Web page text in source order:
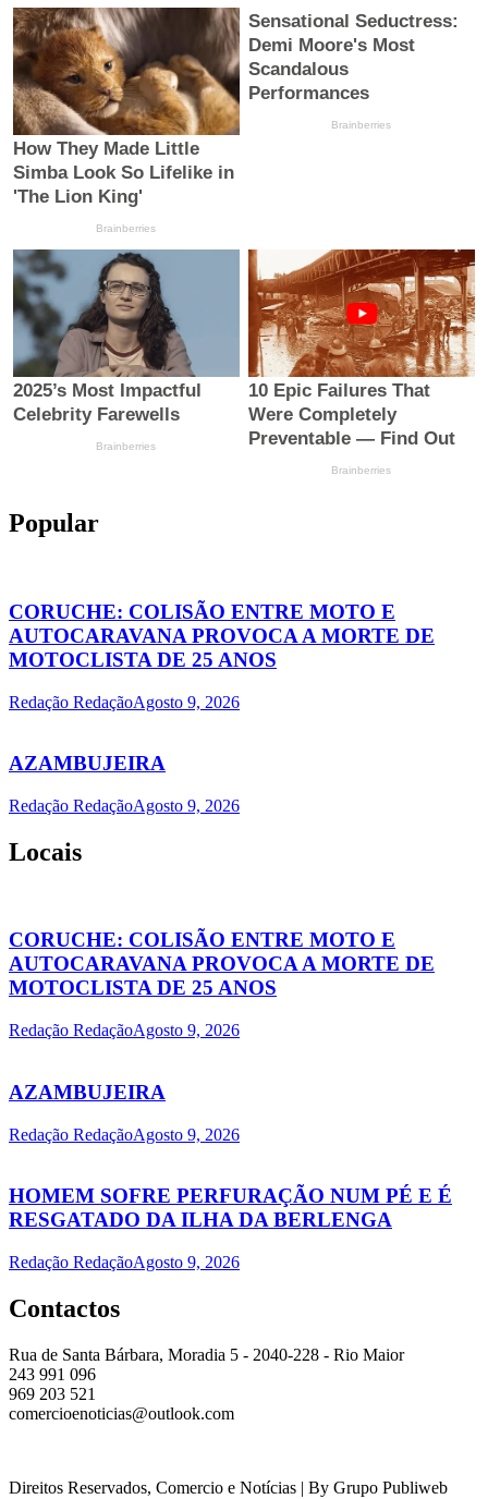
Popular
CORUCHE: COLISÃO ENTRE MOTO E
AUTOCARAVANA PROVOCA A MORTE DE
MOTOCLISTA DE 25 ANOS
Redação RedaçãoAgosto 9, 2026
AZAMBUJEIRA
Redação RedaçãoAgosto 9, 2026
Locais
CORUCHE: COLISÃO ENTRE MOTO E
AUTOCARAVANA PROVOCA A MORTE DE
MOTOCLISTA DE 25 ANOS
Redação RedaçãoAgosto 9, 2026
AZAMBUJEIRA
Redação RedaçãoAgosto 9, 2026
HOMEM SOFRE PERFURAÇÃO NUM PÉ E É
RESGATADO DA ILHA DA BERLENGA
Redação RedaçãoAgosto 9, 2026
Contactos
Rua de Santa Bárbara, Moradia 5 - 2040-228 - Rio Maior
243 991 096
969 203 521
comercioenoticias@outlook.com
Direitos Reservados, Comercio e Notícias | By Grupo Publiweb